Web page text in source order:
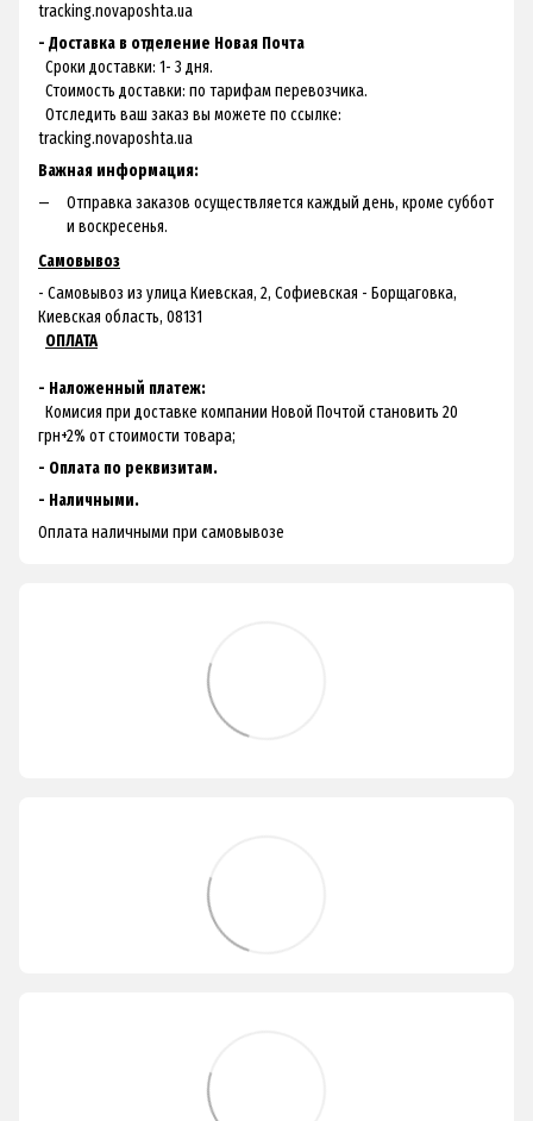
tracking.novaposhta.ua
- Доставка в отделение Новая Почта
Сроки доставки: 1- 3 дня.
Стоимость доставки: по тарифам перевозчика.
Отследить ваш заказ вы можете по ссылке:
tracking.novaposhta.ua
Важная информация:
Отправка заказов осуществляется каждый день, кроме суббот
и воскресенья.
Самовывоз
- Самовывоз из улица Киевская, 2, Софиевская - Борщаговка,
Киевская область, 08131
ОПЛАТА
- Наложенный платеж:
Комисия при доставке компании Новой Почтой становить 20
грн+2% от стоимости товара;
- Оплата по реквизитам.
- Наличными.
Оплата наличными при самовывозе